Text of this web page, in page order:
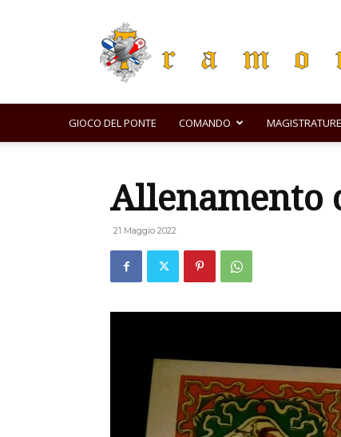
GIOCO DEL PONTE COMANDO MAGISTRATURE
Allenamento
21 Maggio 2022